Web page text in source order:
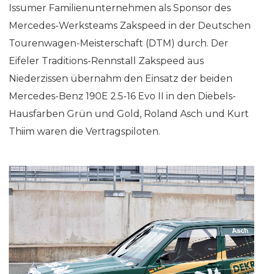
Issumer Familienunternehmen als Sponsor des
Mercedes-Werksteams Zakspeed in der Deutschen
Tourenwagen-Meisterschaft (DTM) durch. Der
Eifeler Traditions-Rennstall Zakspeed aus
Niederzissen übernahm den Einsatz der beiden
Mercedes-Benz 190E 2.5-16 Evo II in den Diebels-
Hausfarben Grün und Gold, Roland Asch und Kurt
Thiim waren die Vertragspiloten.